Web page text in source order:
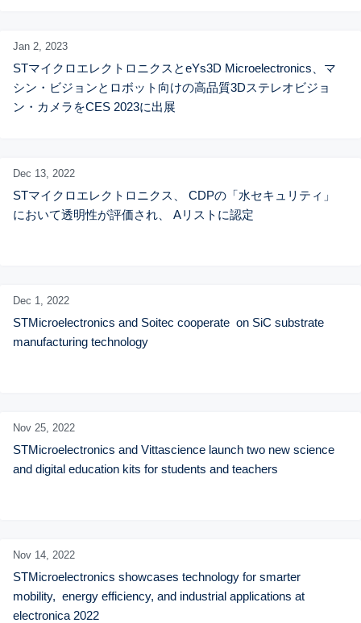
Jan 2, 2023
STマイクロエレクトロニクスとeYs3D Microelectronics、マ
シン・ビジョンとロボット向けの高品質3Dステレオビジョ
ン・カメラをCES 2023に出展
Dec 13, 2022
STマイクロエレクトロニクス、 CDPの「水セキュリティ」
において透明性が評価され、 Aリストに認定
Dec 1, 2022
STMicroelectronics and Soitec cooperate  on SiC substrate
manufacturing technology
Nov 25, 2022
STMicroelectronics and Vittascience launch two new science
and digital education kits for students and teachers
Nov 14, 2022
STMicroelectronics showcases technology for smarter
mobility,  energy efficiency, and industrial applications at
electronica 2022